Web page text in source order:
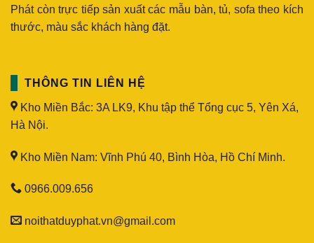
Phát còn trực tiếp sản xuất các mẫu bàn, tủ, sofa theo kích
thước, màu sắc khách hàng đặt.
THÔNG TIN LIÊN HỆ
Kho Miền Bắc: 3A LK9, Khu tập thể Tổng cục 5, Yên Xá,
Hà Nội.
Kho Miền Nam: Vĩnh Phú 40, Bình Hòa, Hồ Chí Minh.
0966.009.656
noithatduyphat.vn@gmail.com